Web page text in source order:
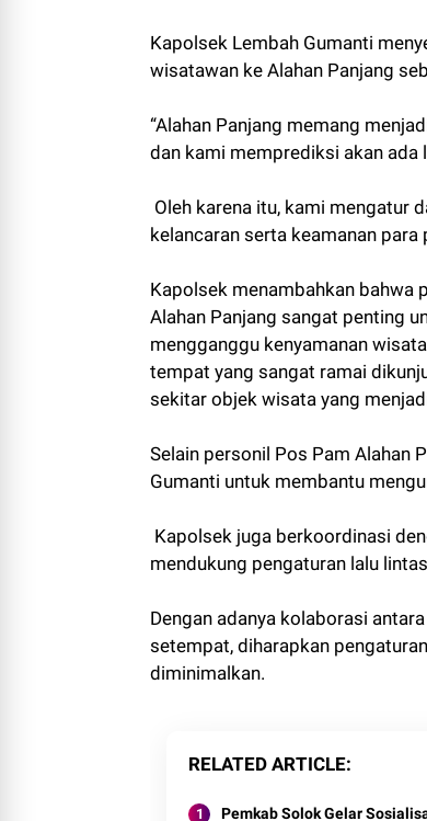
Kapolsek Lembah Gumanti
wisatawan ke Alahan Panjang
“Alahan Panjang memang
dan kami memprediksi akan ada
Oleh karena itu, kami mengatur
kelancaran serta keamanan para
Kapolsek menambahkan bahwa
Alahan Panjang sangat penting
mengganggu kenyamanan
tempat yang sangat ramai
sekitar objek wisata yang
Selain personil Pos Pam Alahan
Gumanti untuk membantu
Kapolsek juga berkoordinasi
mendukung pengaturan lalu
Dengan adanya kolaborasi
setempat, diharapkan
diminimalkan.
RELATED ARTICLE
Pemkab Solok Gelar